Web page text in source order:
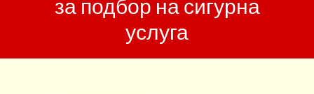
за подбор на сигурна
услуга